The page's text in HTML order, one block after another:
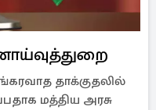
தாக்குதலில்
மத்திய அரசு